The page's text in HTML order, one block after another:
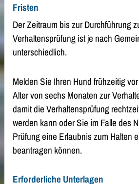
Fristen
Der Zeitraum bis zur Durchführung
Verhaltensprüfung ist je nach
unterschiedlich.
Melden Sie Ihren Hund frühzeitig
Alter von sechs Monaten zur
damit die Verhaltensprüfung
werden kann oder Sie im Falle des
Prüfung eine Erlaubnis zum Halten
beantragen können.
Erforderliche Unterlagen